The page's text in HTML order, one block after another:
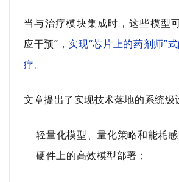
当与治疗模块集成时，这些模型
应干预”， 实现“芯片上的药剂师”
疗。
文章提出了实现技术落地的系统级
轻量化模型、量化策略和能耗
硬件上的高效模型部署；